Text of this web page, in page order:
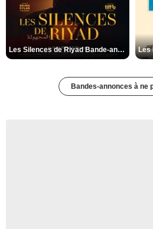
Les Silences de Riyad Bande-annonce VO STFR
Bandes-annonces à ne